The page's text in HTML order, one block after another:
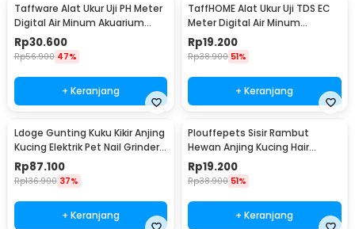
Taffware Alat Ukur Uji PH Meter
Digital Air Minum Akuarium
Tester - PH02
Rp30.600
Rp56.900 47%
+ Keranjang
TaffHOME Alat Ukur Uji TDS EC
Meter Digital Air Minum
Akuarium - E-1
Rp19.200
Rp38.900 51%
+ Keranjang
Ldoge Gunting Kuku Kikir Anjing
Kucing Elektrik Pet Nail Grinder -
LX01
Rp87.100
Rp136.900 37%
+ Keranjang
Plouffepets Sisir Rambut
Hewan Anjing Kucing Hair
Removal Comb - AES0124
Rp19.200
Rp38.900 51%
+ Keranjang